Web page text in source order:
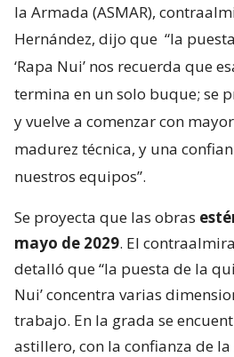
la Armada (ASMAR),
Hernández, dijo que “la
‘Rapa Nui’ nos recuerda que
termina en un solo buque; se
y vuelve a comenzar con
madurez técnica, y una
nuestros equipos”.
Se proyecta que las obras
mayo de 2029. El
detalló que “la puesta de la
Nui’ concentra varias
trabajo. En la grada se
astillero, con la confianza de